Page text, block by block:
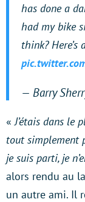
has done a
had my bike
think? Here’s
— Barry
« J’étais dans le
tout simplement
je suis parti, je
alors rendu au
un autre ami. Il